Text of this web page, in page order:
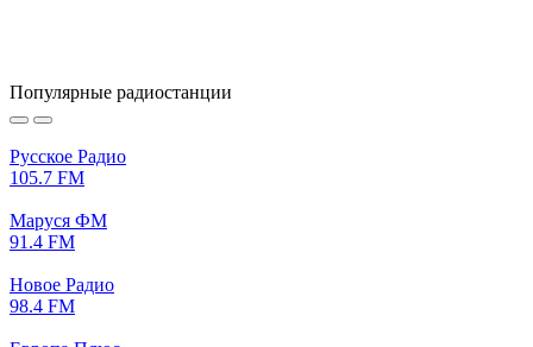
Популярные радиостанции
Русское Радио
105.7 FM
Маруся ФМ
91.4 FM
Новое Радио
98.4 FM